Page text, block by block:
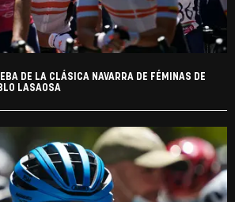
DE LA CLÁSICA NAVARRA DE FÉMINAS DE
LASAOSA